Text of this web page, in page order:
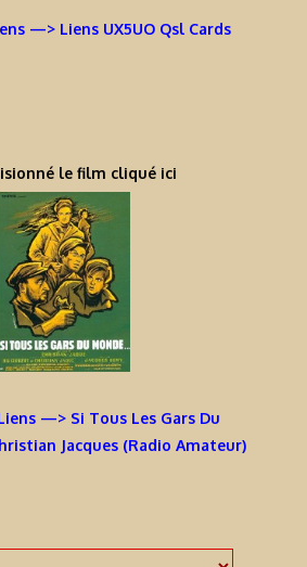
—> Liens UX5UO Qsl Cards
le film cliqué ici
—> Si Tous Les Gars Du
Jacques (Radio Amateur)